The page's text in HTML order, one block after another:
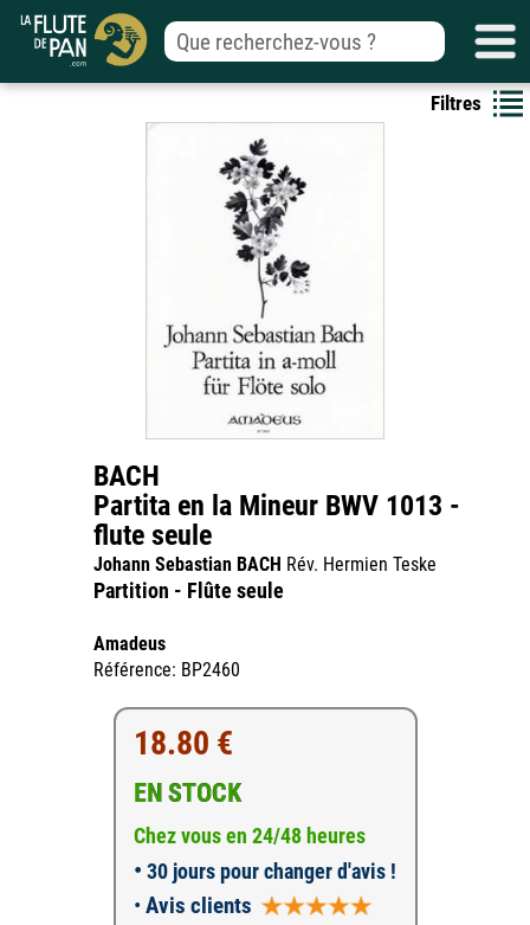
Filtres
BACH
Partita en la Mineur BWV 1013 -
flute seule
Johann Sebastian BACH Rév. Hermien Teske
Partition - Flûte seule
Amadeus
Référence: BP2460
18.80 €
EN STOCK
Chez vous en 24/48 heures
• 30 jours pour changer d'avis !
• Avis clients